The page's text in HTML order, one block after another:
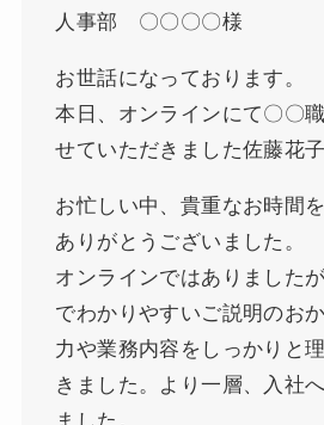
人事部 〇〇〇〇様
お世話になっております。
本日、オンラインにて〇〇
せていただきました佐藤花
お忙しい中、貴重なお時間
ありがとうございました。
オンラインではありました
でわかりやすいご説明のお
力や業務内容をしっかりと
きました。より一層、入社
ました。